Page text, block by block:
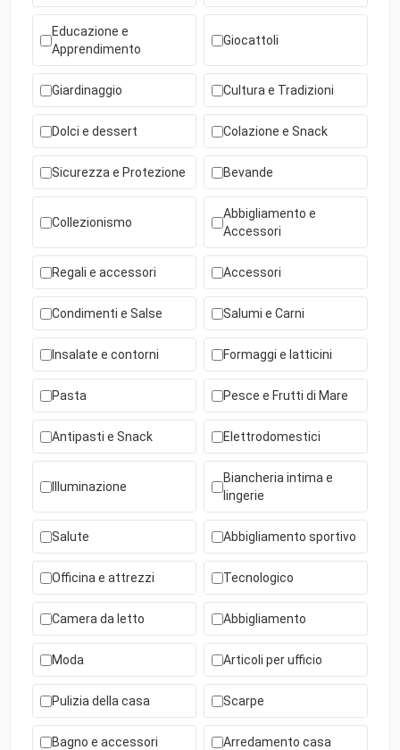
Educazione e
Apprendimento
Giocattoli
Giardinaggio Cultura e Tradizioni
Dolci e dessert Colazione e Snack
Sicurezza e Protezione Bevande
Collezionismo
Abbigliamento e
Accessori
Regali e accessori Accessori
Condimenti e Salse Salumi e Carni
Insalate e contorni Formaggi e latticini
Pasta Pesce e Frutti di Mare
Antipasti e Snack Elettrodomestici
Illuminazione
Biancheria intima e
lingerie
Salute Abbigliamento sportivo
Officina e attrezzi Tecnologico
Camera da letto Abbigliamento
Moda Articoli per ufficio
Pulizia della casa Scarpe
Bagno e accessori Arredamento casa